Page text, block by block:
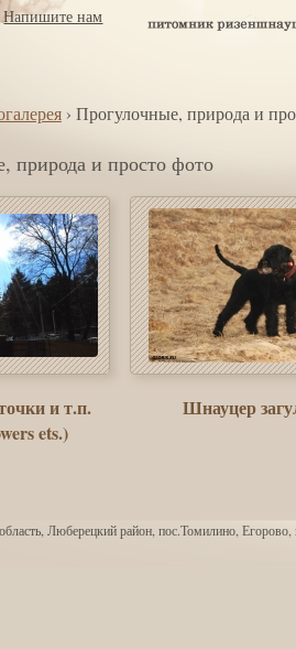
Напишите нам
› Прогулочные, природа и
природа и просто фото
и т.п.
ets.)
Шнауцер
Люберецкий район, пос.Томилино, Егорово,